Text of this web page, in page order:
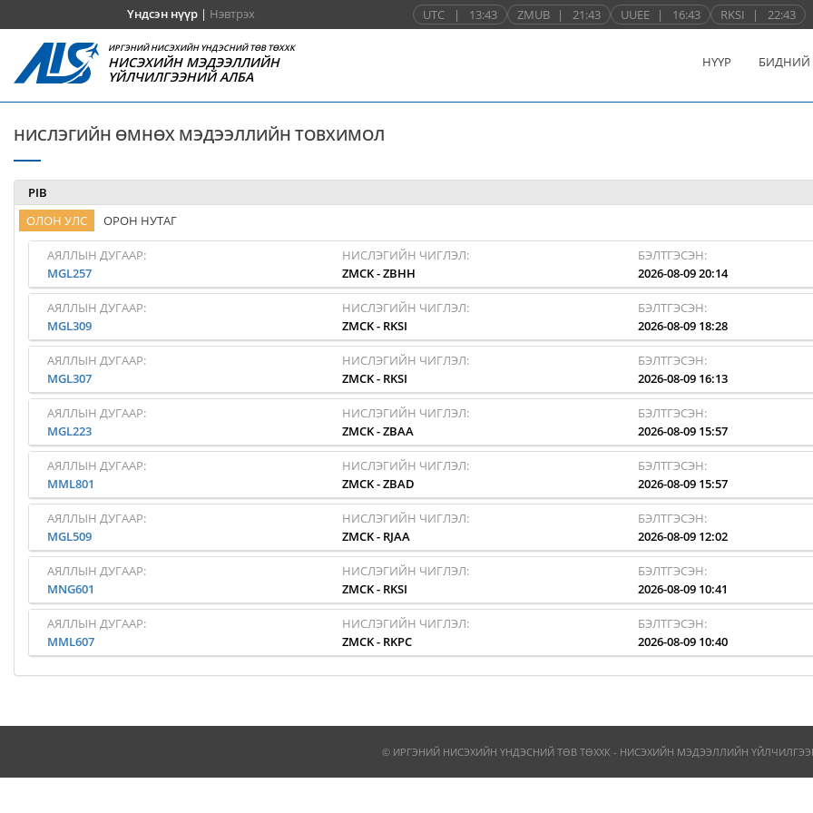
Үндсэн нүүр| Нэвтрэх UTC | 13:43 ZMUB | 21:43 UUEE | 16:43 RKSI | 22:43
ИРГЭНИЙ НИСЭХИЙН ҮНДЭСНИЙ ТӨВ ТӨХХК
НИСЭХИЙН МЭДЭЭЛЛИЙН
ҮЙЛЧИЛГЭЭНИЙ АЛБА
НҮҮР БИДНИЙ
НИСЛЭГИЙН ӨМНӨХ МЭДЭЭЛЛИЙН ТОВХИМОЛ
PIB
ОЛОН УЛС
ОРОН НУТАГ
АЯЛЛЫН ДУГААР:
MGL257
НИСЛЭГИЙН ЧИГЛЭЛ:
ZMCK-ZBHH
БЭЛТГЭСЭН:
2026-08-09 20:14
АЯЛЛЫН ДУГААР:
MGL309
НИСЛЭГИЙН ЧИГЛЭЛ:
ZMCK- RKSI
БЭЛТГЭСЭН:
2026-08-09 18:28
АЯЛЛЫН ДУГААР:
MGL307
НИСЛЭГИЙН ЧИГЛЭЛ:
ZMCK- RKSI
БЭЛТГЭСЭН:
2026-08-09 16:13
АЯЛЛЫН ДУГААР:
MGL223
НИСЛЭГИЙН ЧИГЛЭЛ:
ZMCK-ZBAA
БЭЛТГЭСЭН:
2026-08-09 15:57
АЯЛЛЫН ДУГААР:
MML801
НИСЛЭГИЙН ЧИГЛЭЛ:
ZMCK-ZBAD
БЭЛТГЭСЭН:
2026-08-09 15:57
АЯЛЛЫН ДУГААР:
MGL509
НИСЛЭГИЙН ЧИГЛЭЛ:
ZMCK- RJAA
БЭЛТГЭСЭН:
2026-08-09 12:02
АЯЛЛЫН ДУГААР:
MNG601
НИСЛЭГИЙН ЧИГЛЭЛ:
ZMCK- RKSI
БЭЛТГЭСЭН:
2026-08-09 10:41
АЯЛЛЫН ДУГААР:
MML607
НИСЛЭГИЙН ЧИГЛЭЛ:
ZMCK- RKPC
БЭЛТГЭСЭН:
2026-08-09 10:40
© ИРГЭНИЙ НИСЭХИЙН ҮНДЭСНИЙ ТӨВ ТӨХХК - НИСЭХИЙН МЭДЭЭЛЛИЙН